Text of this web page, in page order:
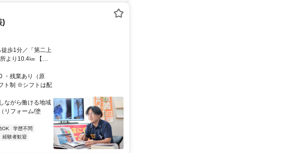
)
歩1分／「第二上
より10.4㎞ 【シ
入口」バス停か
支店】「ちゃん
」バス停から徒歩4
・残業あり（原
ト制 ※シフトは配
ながら働ける地域
リフォーム/塗
OK
学歴不問
経験者歓迎